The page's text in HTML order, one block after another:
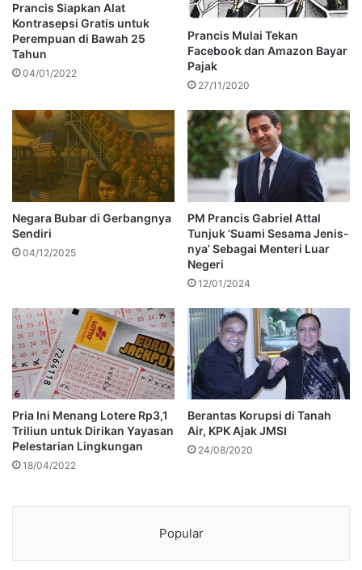
Prancis Siapkan Alat
Kontrasepsi Gratis untuk
Perempuan di Bawah 25
Tahun
04/01/2022
Prancis Mulai Tekan
Facebook dan Amazon Bayar
Pajak
27/11/2020
Negara Bubar di Gerbangnya
Sendiri
04/12/2025
PM Prancis Gabriel Attal
Tunjuk ‘Suami Sesama Jenis-
nya’ Sebagai Menteri Luar
Negeri
12/01/2024
Pria Ini Menang Lotere Rp3,1
Triliun untuk Dirikan Yayasan
Pelestarian Lingkungan
18/04/2022
Berantas Korupsi di Tanah
Air, KPK Ajak JMSI
24/08/2020
Popular